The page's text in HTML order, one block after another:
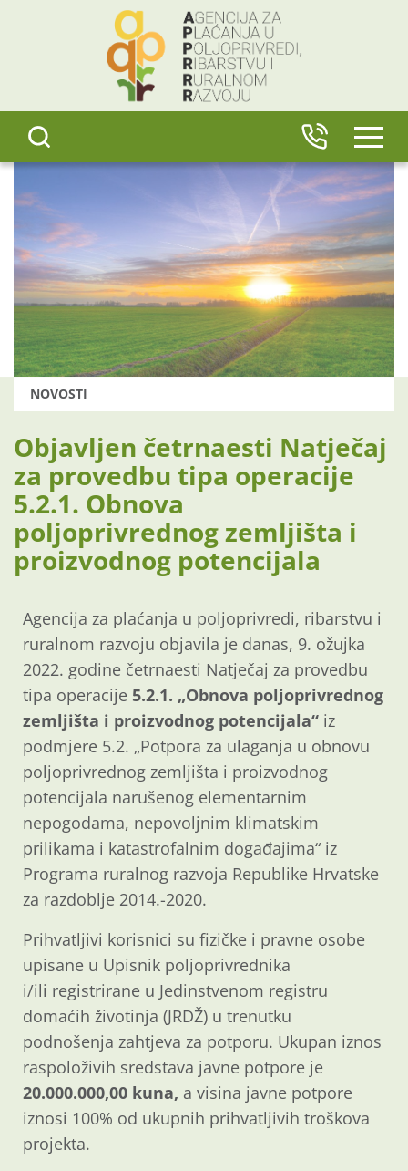
NOVOSTI
Objavljen četrnaesti Natječaj
za provedbu tipa operacije
5.2.1. Obnova
poljoprivrednog zemljišta i
proizvodnog potencijala
Agencija za plaćanja u poljoprivredi, ribarstvu i
ruralnom razvoju objavila je danas, 9. ožujka
2022. godine četrnaesti Natječaj za provedbu
tipa operacije 5.2.1. „Obnova poljoprivrednog
zemljišta i proizvodnog potencijala“ iz
podmjere 5.2. „Potpora za ulaganja u obnovu
poljoprivrednog zemljišta i proizvodnog
potencijala narušenog elementarnim
nepogodama, nepovoljnim klimatskim
prilikama i katastrofalnim događajima“ iz
Programa ruralnog razvoja Republike Hrvatske
za razdoblje 2014.-2020.
Prihvatljivi korisnici su fizičke i pravne osobe
upisane u Upisnik poljoprivrednika
i/ili registrirane u Jedinstvenom registru
domaćih životinja (JRDŽ) u trenutku
podnošenja zahtjeva za potporu. Ukupan iznos
raspoloživih sredstava javne potpore je
20.000.000,00 kuna, a visina javne potpore
iznosi 100% od ukupnih prihvatljivih troškova
projekta.